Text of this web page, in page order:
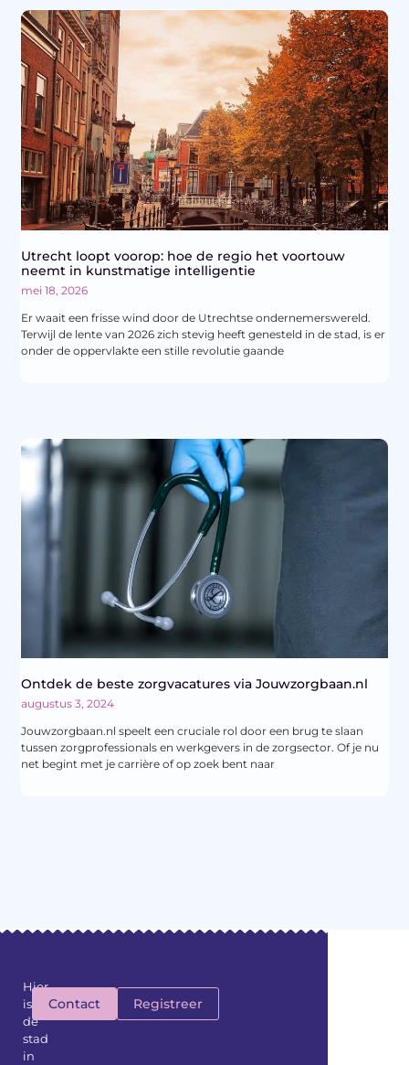
Utrecht loopt voorop: hoe de regio het voortouw
neemt in kunstmatige intelligentie
mei 18, 2026
Er waait een frisse wind door de Utrechtse ondernemerswereld.
Terwijl de lente van 2026 zich stevig heeft genesteld in de stad, is er
onder de oppervlakte een stille revolutie gaande
Ontdek de beste zorgvacatures via Jouwzorgbaan.nl
augustus 3, 2024
Jouwzorgbaan.nl speelt een cruciale rol door een brug te slaan
tussen zorgprofessionals en werkgevers in de zorgsector. Of je nu
net begint met je carrière of op zoek bent naar
Hier
is
de
stad
in
Contact Registreer